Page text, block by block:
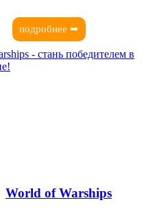
подробнее ➥
World of Warships